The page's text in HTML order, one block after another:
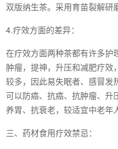
双版纳生茶。采用育苗裂解研
4.疗效方面的差异：
在疗效方面两种茶都有许多护
肿瘤，提神，升压和减肥疗
较多，因此易失眠者、感冒发
可以防癌、抗癌、抗肿瘤、升
养胃、抗衰老，较适宜中老年
三、药材食用疗效禁忌：